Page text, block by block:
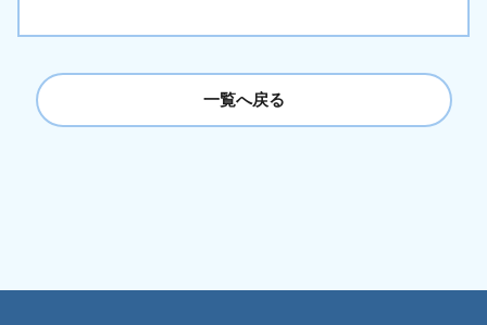
一覧へ戻る